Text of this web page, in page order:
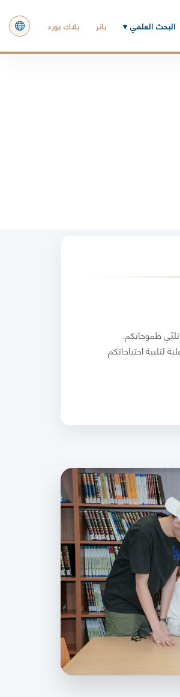
البحث العلمي ▾ بانر بلاك بورد
تلبّي طموحاتكم.
لتلبية احتياجاتكم